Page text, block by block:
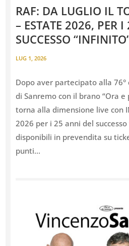
RAF: DA LUGLIO IL
– ESTATE 2026, PER
SUCCESSO
LUG 1, 2026
Dopo aver partecipato alla 76°
di Sanremo con il brano “Ora e
torna alla dimensione live con
2026 per i 25 anni del
disponibili in prevendita su
punti...